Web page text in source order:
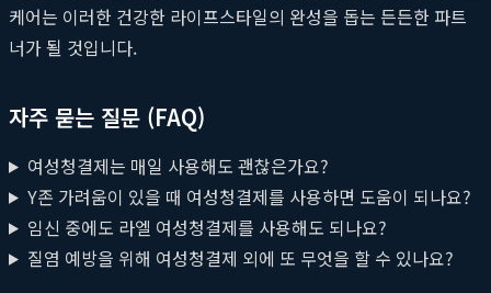
케어는 이러한 건강한 라이프스타일의 완성을 돕는 든든한 파트
너가 될 것입니다.
자주 묻는 질문 (FAQ)
여성청결제는 매일 사용해도 괜찮은가요?
Y존 가려움이 있을 때 여성청결제를 사용하면 도움이 되나요?
임신 중에도 라엘 여성청결제를 사용해도 되나요?
질염 예방을 위해 여성청결제 외에 또 무엇을 할 수 있나요?